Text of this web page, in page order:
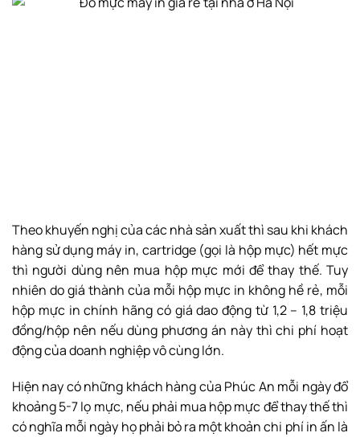
Theo khuyến nghị của các nhà sản xuất thì sau khi khách
hàng sử dụng máy in, cartridge (gọi là hộp mực) hết mực
thì người dùng nên mua hộp mực mới để thay thế. Tuy
nhiên do giá thành của mỗi hộp mực in không hề rẻ, mỗi
hộp mực in chính hãng có giá dao động từ 1,2 – 1,8 triệu
đồng/hộp nên nếu dùng phương án này thì chi phí hoạt
động của doanh nghiệp vô cùng lớn.
Hiện nay có những khách hàng của Phúc An mỗi ngày đổ
khoảng 5-7 lọ mực, nếu phải mua hộp mực để thay thế thì
có nghĩa mỗi ngày họ phải bỏ ra một khoản chi phí in ấn là